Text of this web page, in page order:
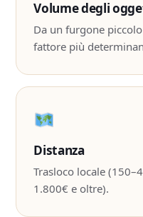
Volume degli
Da un furgone
fattore più
Distanza
Trasloco locale
1.800€ e oltre).